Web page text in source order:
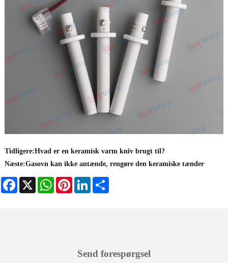
Tidligere:Hvad er en keramisk varm kniv brugt til?
Næste:Gasovn kan ikke antænde, rengøre den keramiske tænder
Facebook
X WhatsAppPinterestLinkedIn
Send forespørgsel